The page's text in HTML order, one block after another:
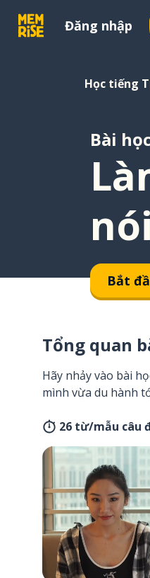
Đăng nhập
Học tiếng
Bài
Bắt
Tổng quan
Hãy nhảy vào bài
mình vừa du hành
26 từ/mẫu câu